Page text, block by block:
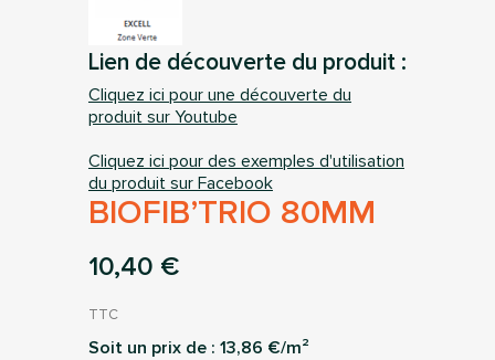
Lien de découverte du produit :
Cliquez ici pour une découverte du
produit sur Youtube
Cliquez ici pour des exemples d'utilisation
du produit sur Facebook
BIOFIB’TRIO 80MM
10,40 €
TTC
Soit un prix de : 13,86 €/m²